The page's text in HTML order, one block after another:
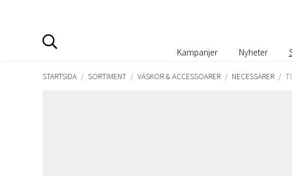
Kampanjer Nyheter
STARTSIDA / SORTIMENT / VÄSKOR & ACCESSOARER / NECESSÄRER /